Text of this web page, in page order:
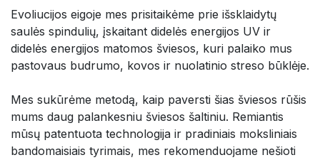
Evoliucijos eigoje mes prisitaikėme prie išsklaidytų
saulės spindulių, įskaitant didelės energijos UV ir
didelės energijos matomos šviesos, kuri palaiko mus
pastovaus budrumo, kovos ir nuolatinio streso būklėje.
Mes sukūrėme metodą, kaip paversti šias šviesos rūšis
mums daug palankesniu šviesos šaltiniu. Remiantis
mūsų patentuota technologija ir pradiniais moksliniais
bandomaisiais tyrimais, mes rekomenduojame nešioti